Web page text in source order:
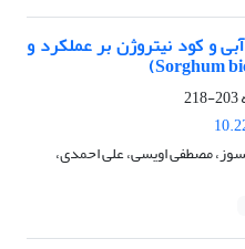
و کود نیتروژن بر عملکرد و
203-218
مصطفی اویسی، علی احمدی،